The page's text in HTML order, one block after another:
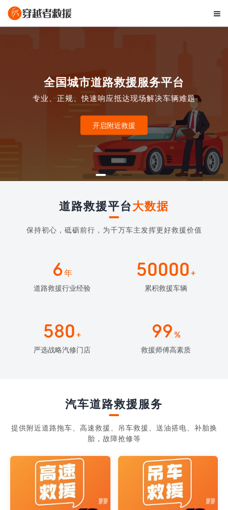

全国城市道路救援服务平台
专业、正规、快速响应抵达现场解决车辆难题
开启附近救援
道路救援平台大数据
保持初心，砥砺前行，为千万车主发挥更好救援价值
6年
道路救援行业经验
50000 +
累积救援车辆
580 +
严选战略汽修门店
99 %
救援师傅高素质
汽车道路救援服务
提供附近道路拖车、高速救援、吊车救援、送油搭电、补胎换
胎，故障抢修等